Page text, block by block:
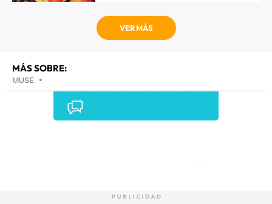
VER MÁS
MÁS SOBRE:
MUSE •